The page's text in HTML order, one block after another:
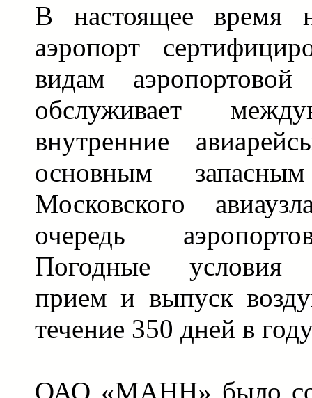
В настоящее время
аэропорт
видам аэропортовой
обслуживает
внутренние
основным
Московского
очередь
Погодные условия
прием и выпуск
течение 350 дней в
ОАО «МАНН» было